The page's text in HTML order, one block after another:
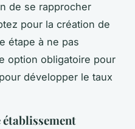
de se rapprocher
pour la création de
étape à ne pas
option obligatoire pour
développer le taux
établissement